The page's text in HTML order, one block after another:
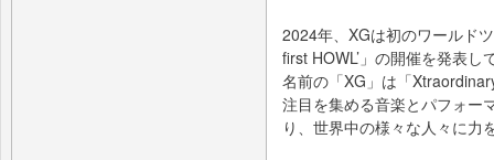
2024年、XGは初のワールド
first HOWL’」の開催を発表し
名前の「XG」は「
注目を集める音楽とパフォー
り、世界中の様々な人々に力